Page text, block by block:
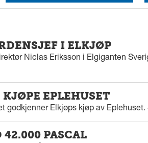
I ELKJØP
Niclas Eriksson i Elgiganten
EPLEHUSET
godkjenner Elkjøps kjøp av
42.000 PASCAL